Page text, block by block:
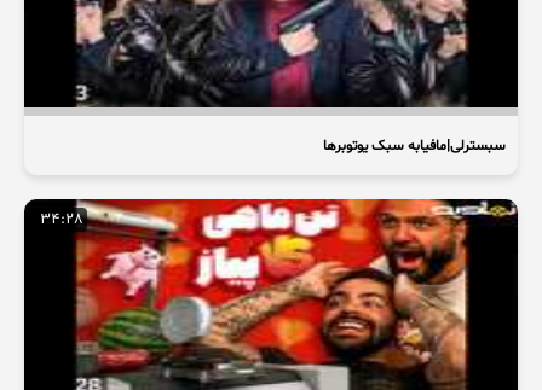
سبسترلی|مافیابه سبک یوتوبرها
34:28